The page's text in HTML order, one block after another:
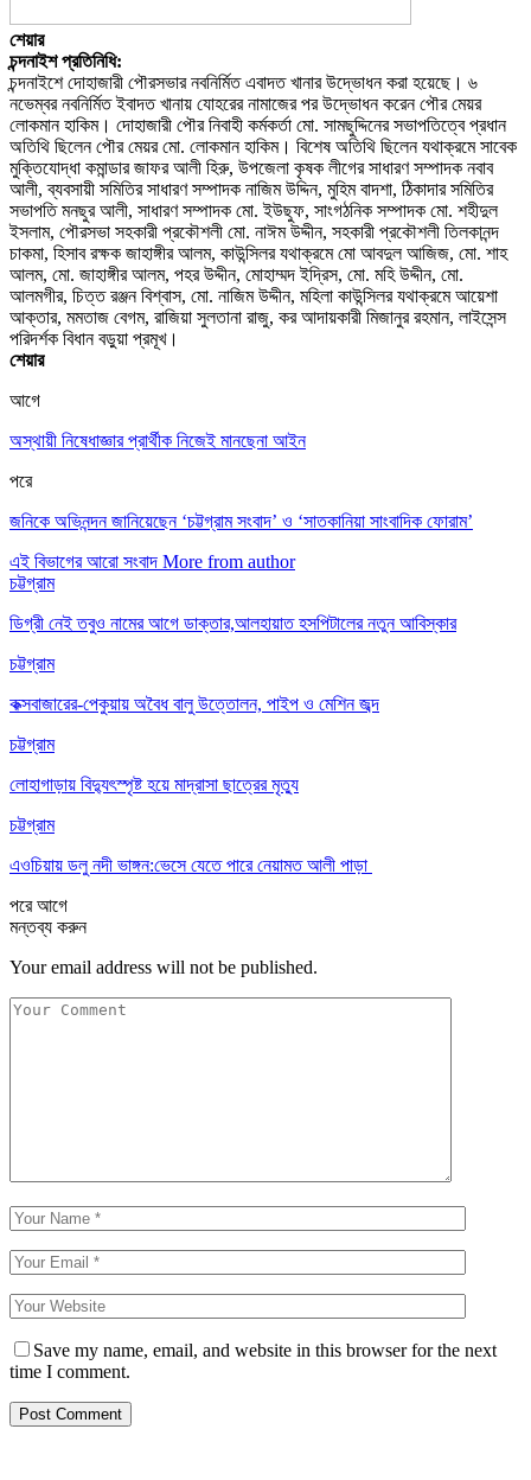
শেয়ার
চন্দনাইশ প্রতিনিধি:
চন্দনাইশে দোহাজারী পৌরসভার নবনির্মিত এবাদত খানার উদ্ভোধন করা হয়েছে। ৬
নভেম্বর নবনির্মিত ইবাদত খানায় যোহরের নামাজের পর উদ্ভোধন করেন পৌর মেয়র
লোকমান হাকিম। দোহাজারী পৌর নিবাহী কর্মকর্তা মো. সামছুদ্দিনের সভাপতিত্বে প্রধান
অতিথি ছিলেন পৌর মেয়র মো. লোকমান হাকিম। বিশেষ অতিথি ছিলেন যথাক্রমে সাবেক
মুক্তিযোদ্ধা কমান্ডার জাফর আলী হিরু, উপজেলা কৃষক লীগের সাধারণ সম্পাদক নবাব
আলী, ব্যবসায়ী সমিতির সাধারণ সম্পাদক নাজিম উদ্দিন, মুহিম বাদশা, ঠিকাদার সমিতির
সভাপতি মনছুর আলী, সাধারণ সম্পাদক মো. ইউছুফ, সাংগঠনিক সম্পাদক মো. শহীদুল
ইসলাম, পৌরসভা সহকারী প্রকৌশলী মো. নাঈম উদ্দীন, সহকারী প্রকৌশলী তিলকানন্দ
চাকমা, হিসাব রক্ষক জাহাঙ্গীর আলম, কাউন্সিলর যথাক্রমে মো আবদুল আজিজ, মো. শাহ
আলম, মো. জাহাঙ্গীর আলম, পহর উদ্দীন, মোহাম্মদ ইদ্রিস, মো. মহি উদ্দীন, মো.
আলমগীর, চিত্ত রঞ্জন বিশ্বাস, মো. নাজিম উদ্দীন, মহিলা কাউন্সিলর যথাক্রমে আয়েশা
আক্তার, মমতাজ বেগম, রাজিয়া সুলতানা রাজু, কর আদায়কারী মিজানুর রহমান, লাইসেন্স
পরিদর্শক বিধান বড়ুয়া প্রমূখ।
শেয়ার
আগে
অস্থায়ী নিষেধাজ্ঞার প্রার্থীক নিজেই মানছেনা আইন
পরে
জনিকে অভিনন্দন জানিয়েছেন ‘চট্টগ্রাম সংবাদ’ ও ‘সাতকানিয়া সাংবাদিক ফোরাম’
এই বিভাগের আরো সংবাদ More from author
চট্টগ্রাম
ডিগ্রী নেই তবুও নামের আগে ডাক্তার,আলহায়াত হসপিটালের নতুন আবিস্কার
চট্টগ্রাম
কক্সবাজারের-পেকুয়ায় অবৈধ বালু উত্তোলন, পাইপ ও মেশিন জব্দ
চট্টগ্রাম
লোহাগাড়ায় বিদ্যুৎস্পৃষ্ট হয়ে মাদ্রাসা ছাত্রের মৃত্যু
চট্টগ্রাম
এওচিয়ায় ডলু নদী ভাঙ্গন:ভেসে যেতে পারে নেয়ামত আলী পাড়া
পরেআগে
মন্তব্য করুন
Your email address will not be published.
Save my name, email, and website in this browser for the next
time I comment.